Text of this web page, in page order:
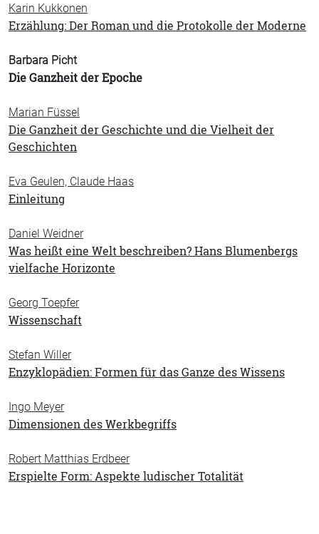
Karin Kukkonen
Erzählung: Der Roman und die Protokolle der Moderne
Barbara Picht
Die Ganzheit der Epoche
Marian Füssel
Die Ganzheit der Geschichte und die Vielheit der
Geschichten
Eva Geulen, Claude Haas
Einleitung
Daniel Weidner
Was heißt eine Welt beschreiben? Hans Blumenbergs
vielfache Horizonte
Georg Toepfer
Wissenschaft
Stefan Willer
Enzyklopädien: Formen für das Ganze des Wissens
Ingo Meyer
Dimensionen des Werkbegriffs
Robert Matthias Erdbeer
Erspielte Form: Aspekte ludischer Totalität